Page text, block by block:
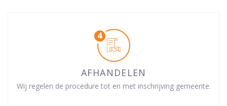
AFHANDELEN
Wij regelen de procedure tot en met inschrijving gemeente.